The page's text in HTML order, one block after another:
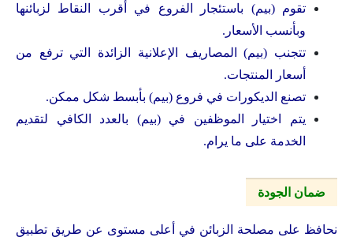
تقوم (بيم) باستئجار الفروع في أقرب النقاط لزبائنها
وبأنسب الأسعار.
تتجنب (بيم) المصاريف الإعلانية الزائدة التي ترفع من
أسعار المنتجات.
تصنع الديكورات في فروع (بيم) بأبسط شكل ممكن.
يتم اختيار الموظفين في (بيم) بالعدد الكافي لتقديم
الخدمة على ما يرام.
ضمان الجودة
نحافظ على مصلحة الزبائن في أعلى مستوى عن طريق تطبيق